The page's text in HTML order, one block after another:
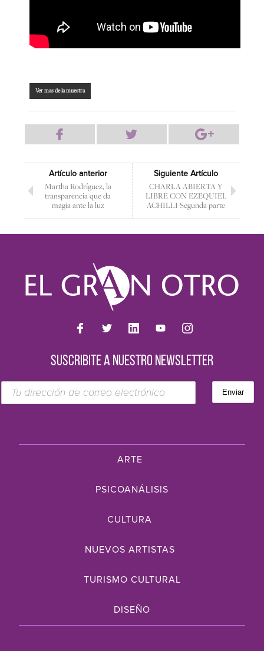
Ver mas de la muestra
Artículo anterior
Martha Rodríguez, la
transparencia que da
magia ante la luz
Siguiente Artículo
CHARLA ABIERTA Y
LIBRE CON EZEQUIEL
ACHILLI Segunda parte
SUSCRIBITE A NUESTRO NEWSLETTER
ARTE
PSICOANÁLISIS
CULTURA
NUEVOS ARTISTAS
TURISMO CULTURAL
DISEÑO